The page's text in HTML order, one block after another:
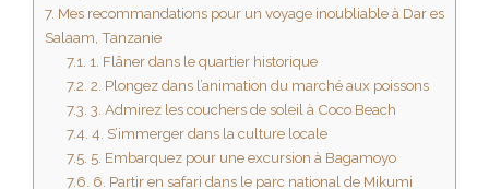
7. Mes recommandations pour un voyage inoubliable à Dar es
Salaam, Tanzanie
7.1. 1. Flâner dans le quartier historique
7.2. 2. Plongez dans l’animation du marché aux poissons
7.3. 3. Admirez les couchers de soleil à Coco Beach
7.4. 4. S’immerger dans la culture locale
7.5. 5. Embarquez pour une excursion à Bagamoyo
7.6. 6. Partir en safari dans le parc national de Mikumi